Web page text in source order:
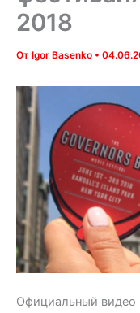
2018
От Igor Basenko •
Официальный видео